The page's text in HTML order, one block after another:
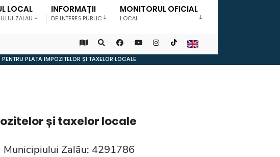
LOCAL
ZALAU
INFORMAȚII
DE INTERES PUBLIC
MONITORUL OFICIAL
LOCAL
PLATA IMPOZITELOR ȘI TAXELOR LOCALE
și taxelor locale
Municipiului Zalãu: 4291786